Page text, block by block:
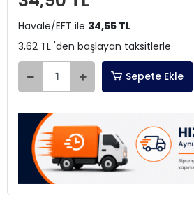
Havale/EFT ile 34,55 TL
3,62 TL 'den başlayan taksitlerle
Sepete Ekle